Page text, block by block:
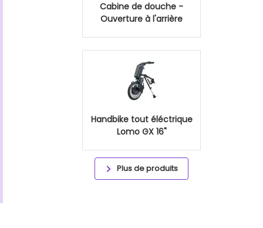
Cabine de douche -
Ouverture à l'arrière
Handbike tout éléctrique
Lomo GX 16"
Plus de produits